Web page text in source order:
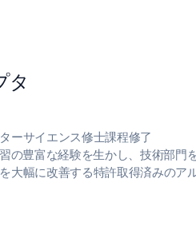
タ
ーサイエンス修士課程修了
の豊富な経験を生かし、技術部門
大幅に改善する特許取得済みのア